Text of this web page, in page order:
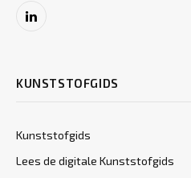
LinkedIn
KUNSTSTOFGIDS
Kunststofgids
Lees de digitale Kunststofgids